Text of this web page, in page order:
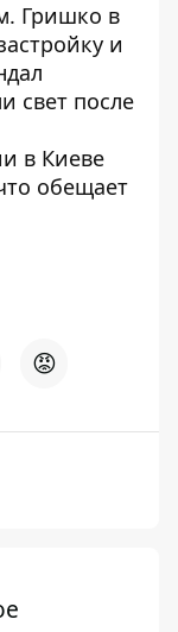
Гришко в
и
свет после
в Киеве
обещает
😡